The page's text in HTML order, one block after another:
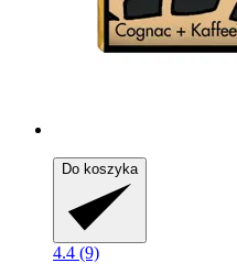
Do koszyka
4.4 (9)